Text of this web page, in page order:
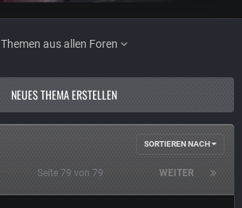
Themen aus allen Foren
NEUES THEMA ERSTELLEN
SORTIEREN NACH
WEITER
Seite 79 von 79